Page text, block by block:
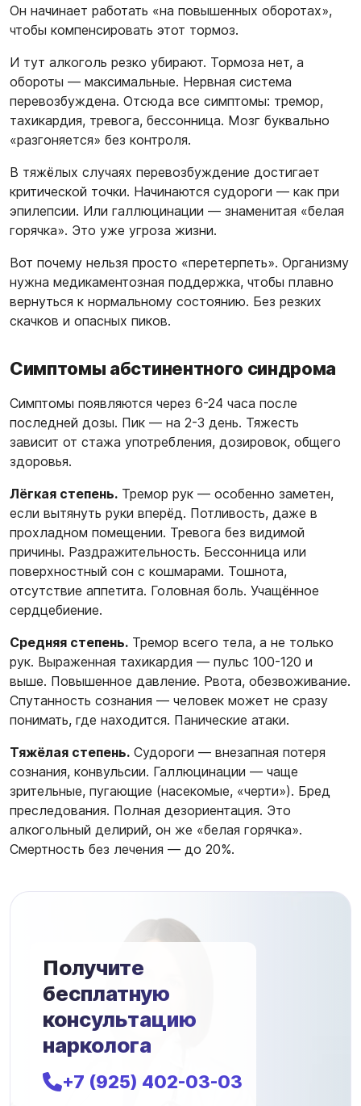
Он начинает работать «на повышенных оборотах»,
чтобы компенсировать этот тормоз.
И тут алкоголь резко убирают. Тормоза нет, а
обороты — максимальные. Нервная система
перевозбуждена. Отсюда все симптомы: тремор,
тахикардия, тревога, бессонница. Мозг буквально
«разгоняется» без контроля.
В тяжёлых случаях перевозбуждение достигает
критической точки. Начинаются судороги — как при
эпилепсии. Или галлюцинации — знаменитая «белая
горячка». Это уже угроза жизни.
Вот почему нельзя просто «перетерпеть». Организму
нужна медикаментозная поддержка, чтобы плавно
вернуться к нормальному состоянию. Без резких
скачков и опасных пиков.
Симптомы абстинентного синдрома
Симптомы появляются через 6-24 часа после
последней дозы. Пик — на 2-3 день. Тяжесть
зависит от стажа употребления, дозировок, общего
здоровья.
Лёгкая степень. Тремор рук — особенно заметен,
если вытянуть руки вперёд. Потливость, даже в
прохладном помещении. Тревога без видимой
причины. Раздражительность. Бессонница или
поверхностный сон с кошмарами. Тошнота,
отсутствие аппетита. Головная боль. Учащённое
сердцебиение.
Средняя степень. Тремор всего тела, а не только
рук. Выраженная тахикардия — пульс 100-120 и
выше. Повышенное давление. Рвота, обезвоживание.
Спутанность сознания — человек может не сразу
понимать, где находится. Панические атаки.
Тяжёлая степень. Судороги — внезапная потеря
сознания, конвульсии. Галлюцинации — чаще
зрительные, пугающие (насекомые, «черти»). Бред
преследования. Полная дезориентация. Это
алкогольный делирий, он же «белая горячка».
Смертность без лечения — до 20%.
Получите
бесплатную
консультацию
нарколога
+7 (925) 402-03-03